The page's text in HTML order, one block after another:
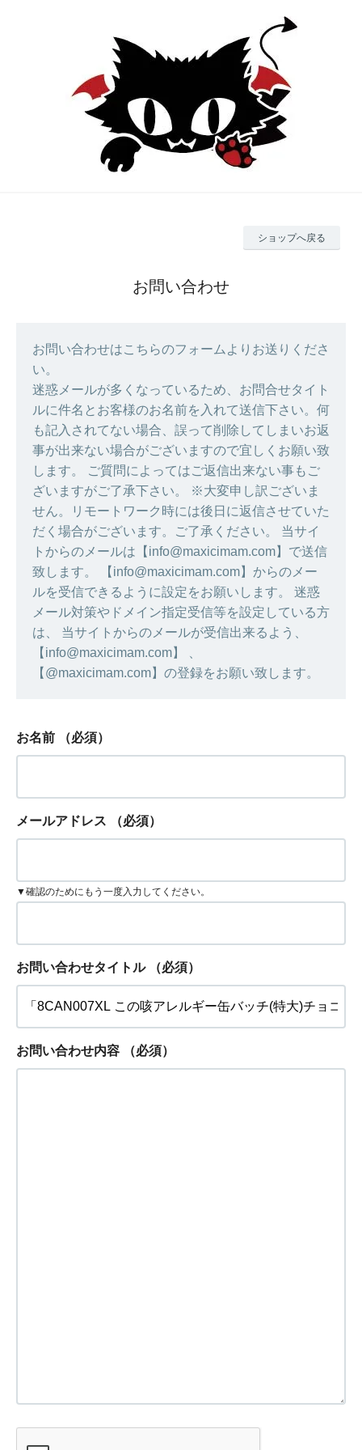
ショップへ戻る
お問い合わせ
お問い合わせはこちらのフォームよりお送りくださ
い。
迷惑メールが多くなっているため、お問合せタイト
ルに件名とお客様のお名前を入れて送信下さい。何
も記入されてない場合、誤って削除してしまいお返
事が出来ない場合がございますので宜しくお願い致
します。 ご質問によってはご返信出来ない事もご
ざいますがご了承下さい。 ※大変申し訳ございま
せん。リモートワーク時には後日に返信させていた
だく場合がございます。ご了承ください。 当サイ
トからのメールは【info@maxicimam.com】で送信
致します。 【info@maxicimam.com】からのメー
ルを受信できるように設定をお願いします。 迷惑
メール対策やドメイン指定受信等を設定している方
は、 当サイトからのメールが受信出来るよう、
【info@maxicimam.com】 、
【@maxicimam.com】の登録をお願い致します。
お名前 （必須）
メールアドレス （必須）
▼確認のためにもう一度入力してください。
お問い合わせタイトル （必須）
お問い合わせ内容 （必須）